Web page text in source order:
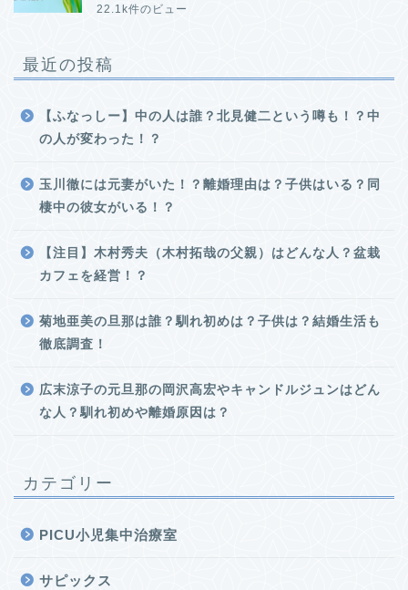
22.1k件のビュー
最近の投稿
【ふなっしー】中の人は誰？北見健二という噂も！？中
の人が変わった！？
玉川徹には元妻がいた！？離婚理由は？子供はいる？同
棲中の彼女がいる！？
【注目】木村秀夫（木村拓哉の父親）はどんな人？盆栽
カフェを経営！？
菊地亜美の旦那は誰？馴れ初めは？子供は？結婚生活も
徹底調査！
広末涼子の元旦那の岡沢高宏やキャンドルジュンはどん
な人？馴れ初めや離婚原因は？
カテゴリー
PICU小児集中治療室
サピックス